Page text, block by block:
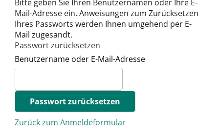
Bitte geben Sie Ihren Benutzernamen oder Ihre E-
Mail-Adresse ein. Anweisungen zum Zurücksetzen
Ihres Passworts werden Ihnen umgehend per E-
Mail zugesandt.
Passwort zurücksetzen
Benutzername oder E-Mail-Adresse
Zurück zum Anmeldeformular